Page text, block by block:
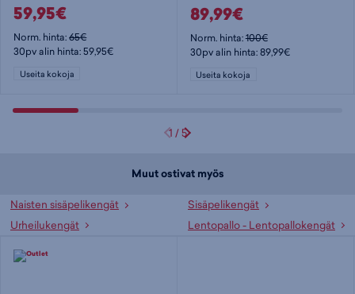
59,95€
Norm. hinta:65€
30pv alin hinta: 59,95€
Useita kokoja
89,99€
Norm. hinta:100€
30pv alin hinta: 89,99€
Useita kokoja
1 /5
Muut ostivat myös
Naisten sisäpelikengät
Sisäpelikengät
Urheilukengät
Lentopallo - Lentopallokengät